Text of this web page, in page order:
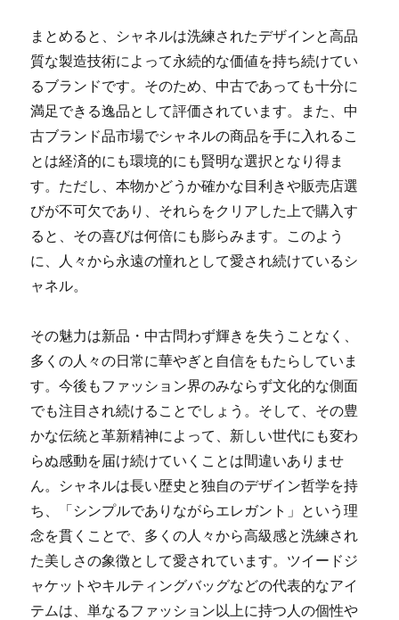
まとめると、シャネルは洗練されたデザインと高品
質な製造技術によって永続的な価値を持ち続けてい
るブランドです。そのため、中古であっても十分に
満足できる逸品として評価されています。また、中
古ブランド品市場でシャネルの商品を手に入れるこ
とは経済的にも環境的にも賢明な選択となり得ま
す。ただし、本物かどうか確かな目利きや販売店選
びが不可欠であり、それらをクリアした上で購入す
ると、その喜びは何倍にも膨らみます。このよう
に、人々から永遠の憧れとして愛され続けているシ
ャネル。
その魅力は新品・中古問わず輝きを失うことなく、
多くの人々の日常に華やぎと自信をもたらしていま
す。今後もファッション界のみならず文化的な側面
でも注目され続けることでしょう。そして、その豊
かな伝統と革新精神によって、新しい世代にも変わ
らぬ感動を届け続けていくことは間違いありませ
ん。シャネルは長い歴史と独自のデザイン哲学を持
ち、「シンプルでありながらエレガント」という理
念を貫くことで、多くの人々から高級感と洗練され
た美しさの象徴として愛されています。ツイードジ
ャケットやキルティングバッグなどの代表的なアイ
テムは、単なるファッション以上に持つ人の個性や